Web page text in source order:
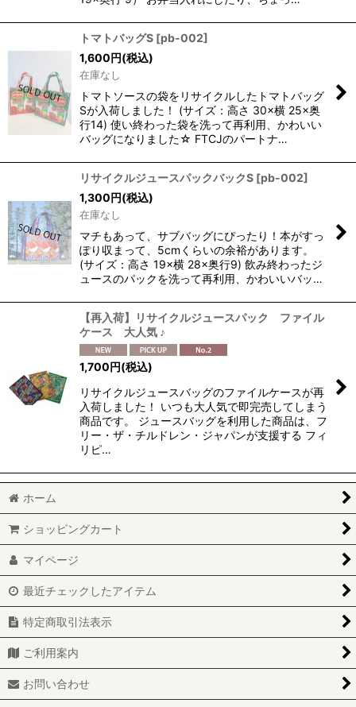
トマトバッグS [pb-002]
1,600円(税込)
在庫なし
トマトソースの袋をリサイクルしたトマトバッグ
Sが入荷しました！ (サイズ：高さ 30×横 25×奥
行14) 使い終わった袋を洗って再利用、かわいい
バッグになりました☆ FTCJのパートナ…
リサイクルジュースパックバックS [pb-002]
1,300円(税込)
在庫なし
マチもあって、サブバッグにぴったり！本がすっ
ぽり収まって、5cmくらいの余裕があります。
(サイズ：高さ 19×横 28×奥行9) 飲み終わったジ
ュースのパックを洗って再利用、かわいいバッ…
【再入荷】リサイクルジュースパック ファイル
ケース 大人気 ♪
1,700円(税込)
リサイクルジュースバッグのファイルケースが再
入荷しました！ いつも大人気で即完売してしまう
商品です。 ジュースバッグを利用した商品は、フ
リー・ザ・チルドレン・ジャパンが支援する フィ
リピ…
ホーム
ショッピングカート
マイページ
最近チェックしたアイテム
特定商取引法表示
ご利用案内
お問い合わせ